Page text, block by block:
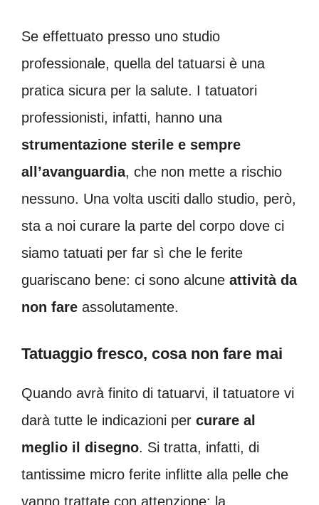
Se effettuato presso uno studio
professionale, quella del tatuarsi è una
pratica sicura per la salute. I tatuatori
professionisti, infatti, hanno una
strumentazione sterile e sempre
all’avanguardia, che non mette a rischio
nessuno. Una volta usciti dallo studio, però,
sta a noi curare la parte del corpo dove ci
siamo tatuati per far sì che le ferite
guariscano bene: ci sono alcune attività da
non fare assolutamente.
Tatuaggio fresco, cosa non fare mai
Quando avrà finito di tatuarvi, il tatuatore vi
darà tutte le indicazioni per curare al
meglio il disegno. Si tratta, infatti, di
tantissime micro ferite inflitte alla pelle che
vanno trattate con attenzione: la